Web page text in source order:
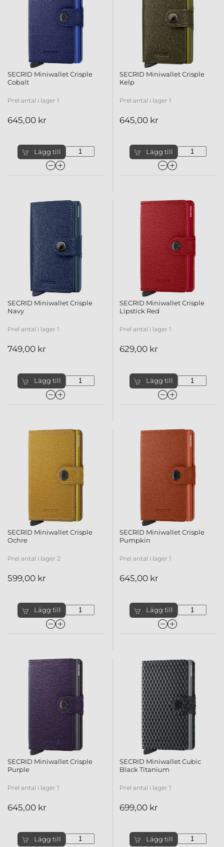
SECRID Miniwallet Crisple
Cobalt
Prel antal i lager 1
645,00 kr
Lägg till
SECRID Miniwallet Crisple
Kelp
Prel antal i lager 1
645,00 kr
Lägg till
SECRID Miniwallet Crisple
Navy
Prel antal i lager 1
749,00 kr
Lägg till
SECRID Miniwallet Crisple
Lipstick Red
Prel antal i lager 1
629,00 kr
Lägg till
SECRID Miniwallet Crisple
Ochre
Prel antal i lager 2
599,00 kr
Lägg till
SECRID Miniwallet Crisple
Pumpkin
Prel antal i lager 1
645,00 kr
Lägg till
SECRID Miniwallet Crisple
Purple
Prel antal i lager 1
645,00 kr
Lägg till
SECRID Miniwallet Cubic
Black Titanium
Prel antal i lager 1
699,00 kr
Lägg till